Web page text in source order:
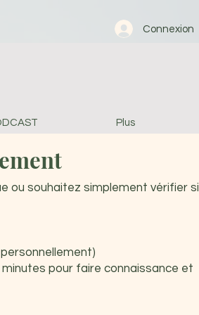
Connexion
Plus
ou souhaitez simplement vérifier si
pour faire connaissance et